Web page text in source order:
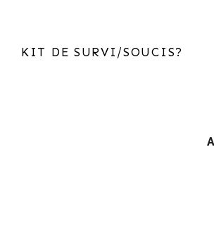
KIT DE SURVI/SOUCIS?